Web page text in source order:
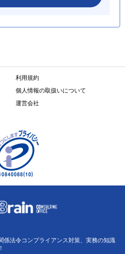
利用規約
個人情報の取扱いについて
運営会社
係法令コンプライアンス対策、実務の知識